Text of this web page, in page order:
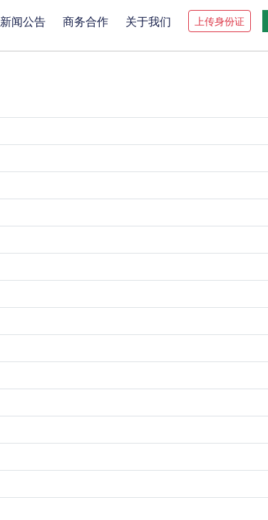
新闻公告 商务合作 关于我们 上传身份证